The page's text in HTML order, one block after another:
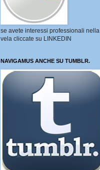
se avete interessi professionali nella
vela cliccate su LINKEDIN
NAVIGAMUS ANCHE SU TUMBLR.